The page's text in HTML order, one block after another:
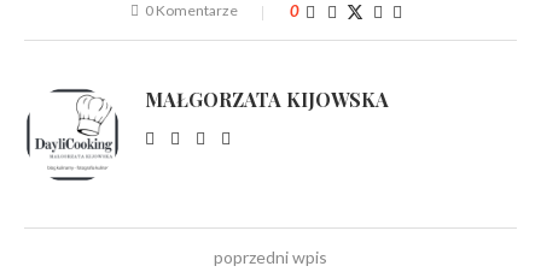
0 Komentarze 0
MAŁGORZATA KIJOWSKA
poprzedni wpis